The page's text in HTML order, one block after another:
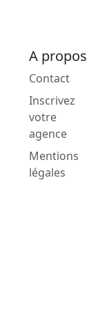
A propos
Contact
Inscrivez
votre
agence
Mentions
légales